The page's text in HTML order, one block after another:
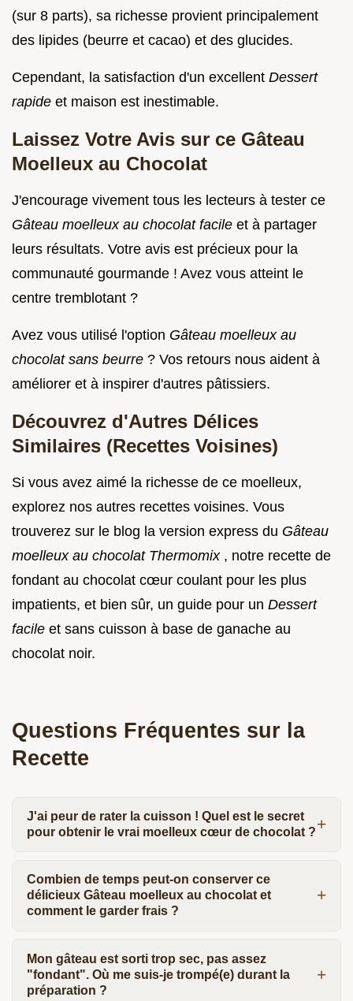
(sur 8 parts), sa richesse provient principalement
des lipides (beurre et cacao) et des glucides.
Cependant, la satisfaction d'un excellent Dessert
rapide et maison est inestimable.
Laissez Votre Avis sur ce Gâteau
Moelleux au Chocolat
J'encourage vivement tous les lecteurs à tester ce
Gâteau moelleux au chocolat facile et à partager
leurs résultats. Votre avis est précieux pour la
communauté gourmande ! Avez vous atteint le
centre tremblotant ?
Avez vous utilisé l'option Gâteau moelleux au
chocolat sans beurre ? Vos retours nous aident à
améliorer et à inspirer d'autres pâtissiers.
Découvrez d'Autres Délices
Similaires (Recettes Voisines)
Si vous avez aimé la richesse de ce moelleux,
explorez nos autres recettes voisines. Vous
trouverez sur le blog la version express du Gâteau
moelleux au chocolat Thermomix , notre recette de
fondant au chocolat cœur coulant pour les plus
impatients, et bien sûr, un guide pour un Dessert
facile et sans cuisson à base de ganache au
chocolat noir.
Questions Fréquentes sur la
Recette
J'ai peur de rater la cuisson ! Quel est le secret
pour obtenir le vrai moelleux cœur de chocolat ?
Combien de temps peut-on conserver ce
délicieux Gâteau moelleux au chocolat et
comment le garder frais ?
Mon gâteau est sorti trop sec, pas assez
"fondant". Où me suis-je trompé(e) durant la
préparation ?